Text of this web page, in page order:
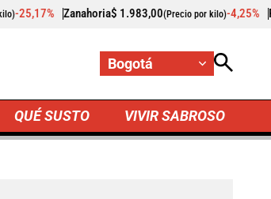
$ 1.983,00 (Precio por kilo) -4,25% Papaya$ 3.221,00
Bogotá
QUÉ SUSTO VIVIR SABROSO
el Día Cero de reservas de agua